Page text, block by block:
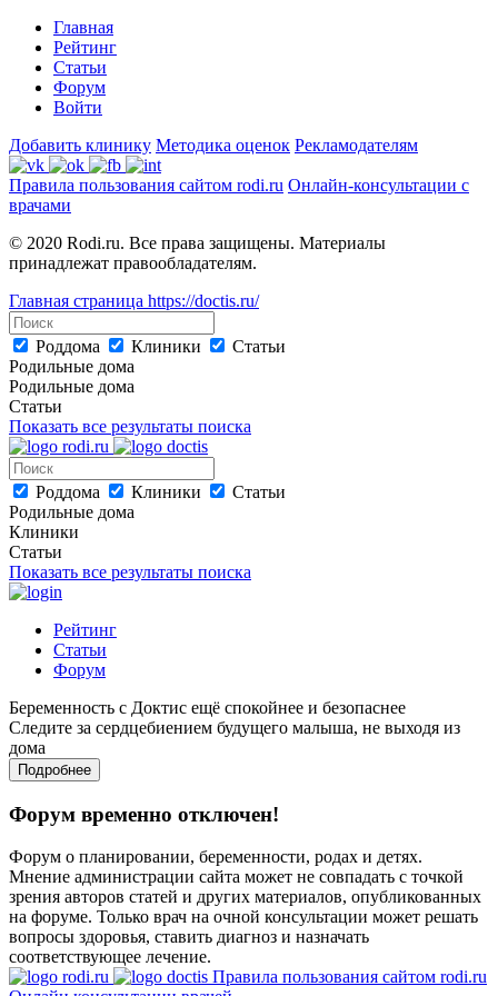
Главная
Рейтинг
Статьи
Форум
Войти
Добавить клинику Методика оценок Рекламодателям
Правила пользования сайтом rodi.ru Онлайн-консультации с
врачами
© 2020 Rodi.ru. Все права защищены. Материалы
принадлежат правообладателям.
Главная страница https://doctis.ru/
Роддома Клиники
Статьи
Родильные дома
Родильные дома
Статьи
Показать все результаты поиска
Роддома Клиники
Статьи
Родильные дома
Клиники
Статьи
Показать все результаты поиска
Рейтинг
Статьи
Форум
Беременность с Доктис ещё спокойнее и безопаснее
Следите за сердцебиением будущего малыша, не выходя из
дома
Подробнее
Форум временно отключен!
Форум о планировании, беременности, родах и детях.
Мнение администрации сайта может не совпадать с точкой
зрения авторов статей и других материалов, опубликованных
на форуме. Только врач на очной консультации может решать
вопросы здоровья, ставить диагноз и назначать
соответствующее лечение.
Правила пользования сайтом rodi.ru